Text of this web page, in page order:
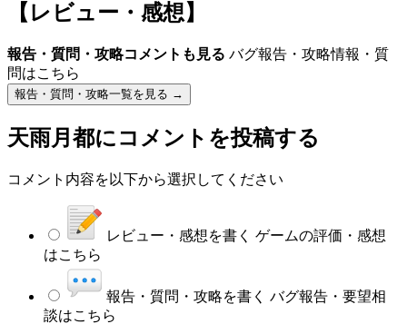
【レビュー・感想】
報告・質問・攻略コメントも見る バグ報告・攻略情報・質
問はこちら
報告・質問・攻略一覧を見る →
天雨月都にコメントを投稿する
コメント内容を以下から選択してください
レビュー・感想を書く ゲームの評価・感想
はこちら
報告・質問・攻略を書く バグ報告・要望相
談はこちら